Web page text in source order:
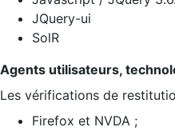
JQuery-ui
SolR
Agents utilisateurs,
Les vérifications de
Firefox et NVDA ;